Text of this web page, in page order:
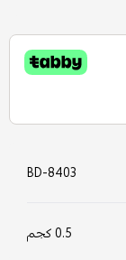
BD-8403
0.5 كجم